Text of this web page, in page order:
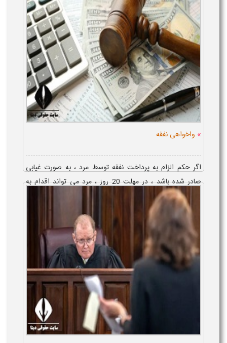
» واخواهی نفقه
اگر حکم الزام به پرداخت نفقه توسط مرد ، به صورت غیابی
صادر شده باشد ، در مهلت 20 روز ، مرد می تواند اقدام به
واخواهی نفقه نماید که شرایط این واخواهی ، این است که
مرد یا وکیل وی در جریان دادر...